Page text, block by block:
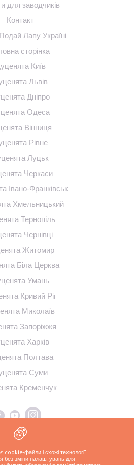
для заводчиків
Контакт
Лапу Україні
сторінка
Київ
Львів
Дніпро
Одеса
Вінниця
Рівне
Луцьк
Черкаси
Івано-Франківськ
Хмельницький
Тернопіль
Чернівці
Житомир
Біла Церква
Умань
Кривий Ріг
Миколаїв
Запоріжжя
Харків
Полтава
Суми
Кременчук
cookie-файли і схожі технології.
без зміни налаштувань для